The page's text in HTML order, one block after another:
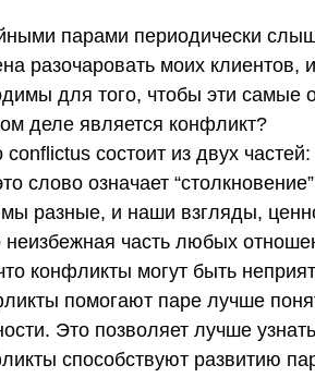
парами периодически
разочаровать моих
для того, чтобы эти самые
деле является конфликт?
состоит из двух
слово означает
разные, и наши взгляды,
неизбежная часть любых
конфликты могут быть
помогают паре лучше
Это позволяет лучше
способствуют развитию